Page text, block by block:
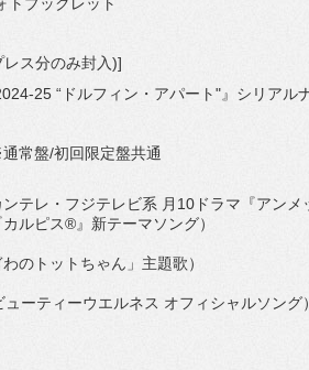
ス分のみ封入)]
25 “ドルフィン・アパート"』シリア
常盤/初回限定盤共通
テレ・フジテレビ系 月10ドラマ『アン
ルピス®』新テーマソング）
のトットちゃん」主題歌）
ューティーウエルネス オフィシャルソング